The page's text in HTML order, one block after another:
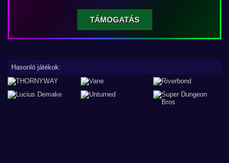
TÁMOGATÁS
Hasonló játékok: